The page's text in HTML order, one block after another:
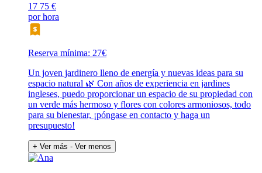
17 75 €
por hora
Reserva mínima: 27€
Un joven jardinero lleno de energía y nuevas ideas para su
espacio natural 🌿 Con años de experiencia en jardines
ingleses, puedo proporcionar un espacio de su propiedad con
un verde más hermoso y flores con colores armoniosos, todo
para su bienestar, ¡póngase en contacto y haga un
presupuesto!
+ Ver más - Ver menos